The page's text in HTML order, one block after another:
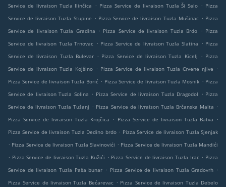
Service de livraison Tuzla Ilinčica
. Pizza Service de livraison Tuzla Ši Selo . Pizza
Service de livraison Tuzla Stupine . Pizza Service de livraison Tuzla Mušinac . Pizza
Service de livraison Tuzla Gradina
. Pizza Service de livraison Tuzla Brdo . Pizza
Service de livraison Tuzla Trnovac . Pizza Service de livraison Tuzla Slatina . Pizza
Service de livraison Tuzla Bulevar . Pizza Service de livraison Tuzla Kicelj . Pizza
Service de livraison Tuzla Kojšino . Pizza Service de livraison Tuzla Crvene njive
.
Pizza Service de livraison Tuzla Borić . Pizza Service de livraison Tuzla Mosnik . Pizza
Service de livraison Tuzla Solina . Pizza Service de livraison Tuzla Dragodol . Pizza
Service de livraison Tuzla Tušanj . Pizza Service de livraison Tuzla Brčanska Malta .
Pizza Service de livraison Tuzla Krojčica
. Pizza Service de livraison Tuzla Batva
.
Pizza Service de livraison Tuzla Dedino brdo . Pizza Service de livraison Tuzla Sjenjak
. Pizza Service de livraison Tuzla Slavinovići . Pizza Service de livraison Tuzla Mandići
. Pizza Service de livraison Tuzla Kužići . Pizza Service de livraison Tuzla Irac . Pizza
Service de livraison Tuzla Paša bunar . Pizza Service de livraison Tuzla Gradovrh .
Pizza Service de livraison Tuzla Bećarevac . Pizza Service de livraison Tuzla Debelo